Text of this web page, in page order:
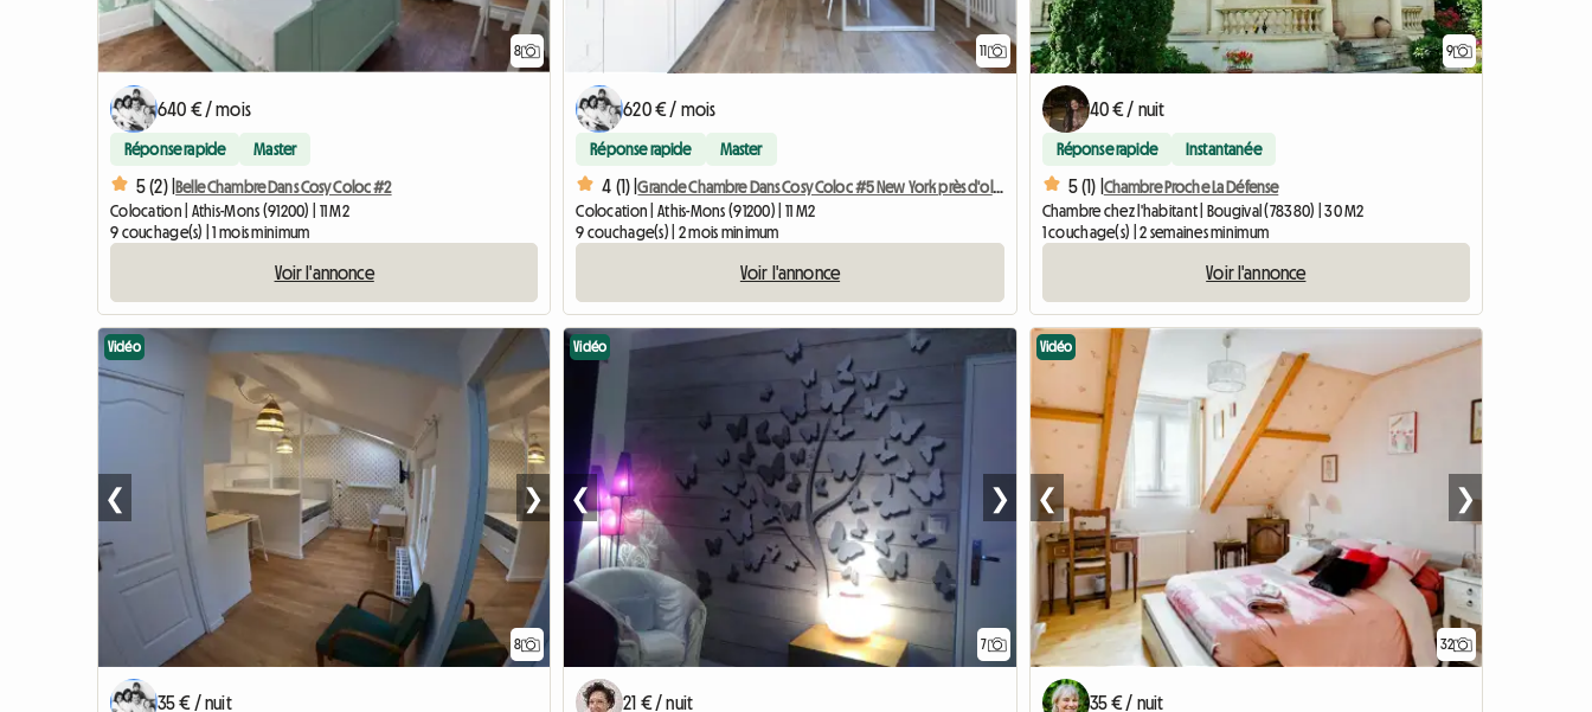
8
640 € / mois
Réponse rapide Master
5 (2) |Belle Chambre Dans Cosy Coloc #2
Colocation | Athis-Mons (91200) | 11 M2
9 couchage(s) | 1 mois minimum
Voir l'annonce
11
620 € / mois
Réponse rapide Master
4 (1) |
Grande Chambre Dans Cosy Coloc #5 New York près d'olry
Colocation | Athis-Mons (91200) | 11 M2
9 couchage(s) | 2 mois minimum
Voir l'annonce
9
40 € / nuit
Réponse rapide Instantanée
5 (1) | Chambre Proche La Défense
Chambre chez l'habitant | Bougival (78380) | 30 M2
1 couchage(s) | 2 semaines minimum
Voir l'annonce
8
Vidéo
❮ ❯
35 € / nuit
7
Vidéo
❮ ❯
21 € / nuit
32
Vidéo
❮ ❯
35 € / nuit